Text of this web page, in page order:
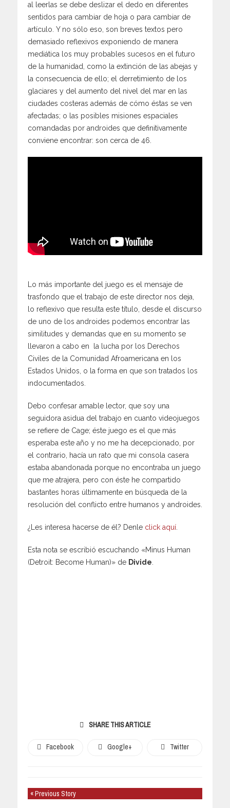
al leerlas se debe deslizar el dedo en diferentes
sentidos para cambiar de hoja o para cambiar de
artículo. Y no sólo eso, son breves textos pero
demasiado reflexivos exponiendo de manera
mediática los muy probables sucesos en el futuro
de la humanidad, como la extinción de las abejas y
la consecuencia de ello; el derretimiento de los
glaciares y del aumento del nivel del mar en las
ciudades costeras además de cómo éstas se ven
afectadas; o las posibles misiones espaciales
comandadas por androides que definitivamente
conviene encontrar: son cerca de 46.
Lo más importante del juego es el mensaje de
trasfondo que el trabajo de este director nos deja,
lo reflexivo que resulta este título, desde el discurso
de uno de los androides podemos encontrar las
similitudes y demandas que en su momento se
llevaron a cabo en la lucha por los Derechos
Civiles de la Comunidad Afroamericana en los
Estados Unidos, o la forma en que son tratados los
indocumentados.
Debo confesar amable lector, que soy una
seguidora asidua del trabajo en cuanto videojuegos
se refiere de Cage; éste juego es el que más
esperaba este año y no me ha decepcionado, por
el contrario, hacía un rato que mi consola casera
estaba abandonada porque no encontraba un juego
que me atrajera, pero con éste he compartido
bastantes horas últimamente en búsqueda de la
resolución del conflicto entre humanos y androides.
¿Les interesa hacerse de él? Denle click aquí
Esta nota se escribió escuchando «Minus Human
(Detroit: Become Human)» de Divide
SHARE THIS ARTICLE
Facebook Google+ Twitter
« Previous Story